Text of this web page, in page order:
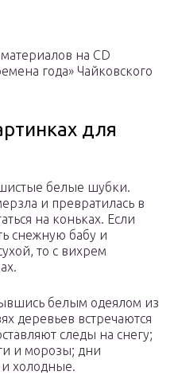
на CD
года» Чайковского
для
белые шубки.
и превратилась в
на коньках. Если
снежную бабу и
то с вихрем
белым одеялом из
деревьев встречаются
следы на снегу;
и морозы; дни
холодные.